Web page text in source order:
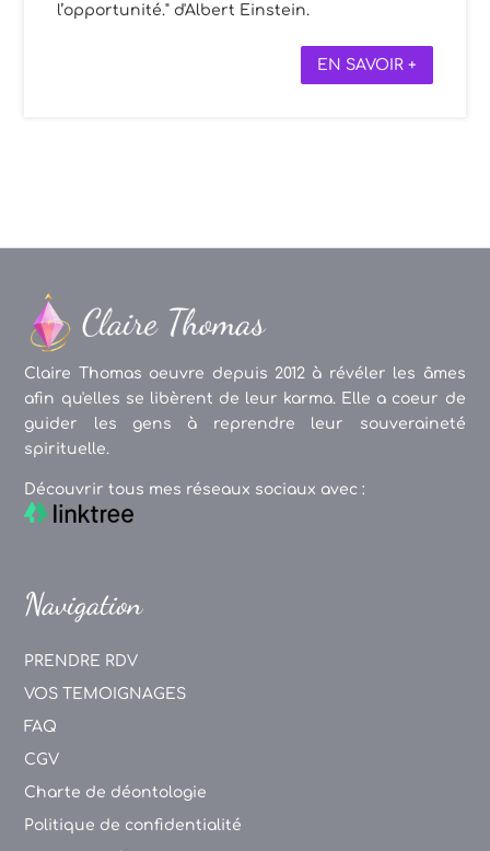
l’opportunité." d'Albert Einstein.
EN SAVOIR +
Claire Thomas oeuvre depuis 2012 à révéler les âmes
afin qu'elles se libèrent de leur karma. Elle a coeur de
guider les gens à reprendre leur souveraineté
spirituelle.
Découvrir tous mes réseaux sociaux avec :
Navigation
PRENDRE RDV
VOS TEMOIGNAGES
FAQ
CGV
Charte de déontologie
Politique de confidentialité